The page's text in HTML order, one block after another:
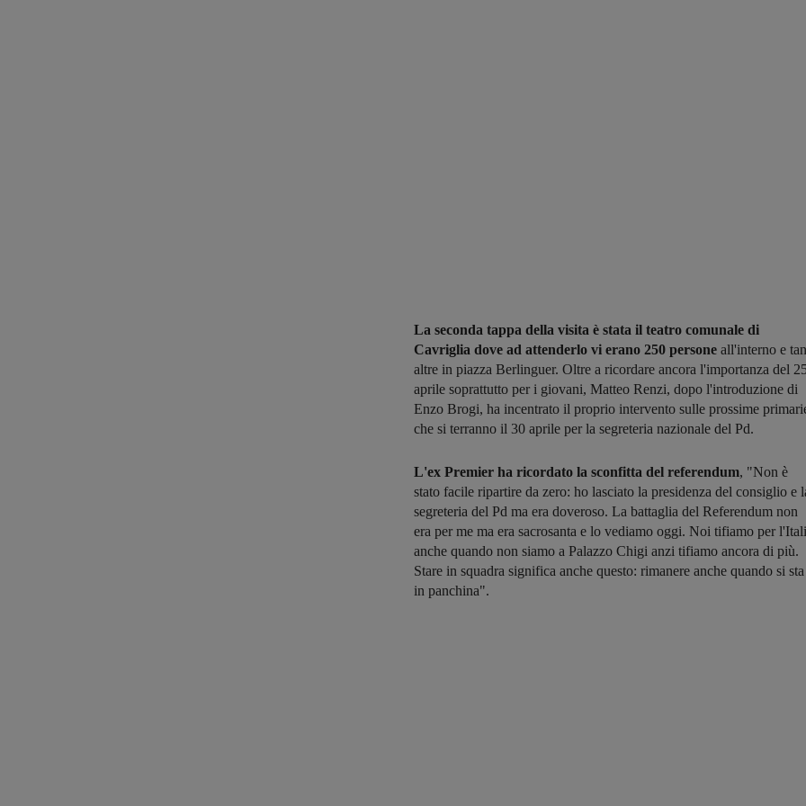
La seconda tappa della visita è stata il teatro comunale di
Cavriglia dove ad attenderlo vi erano 250 persone all'interno e
altre in piazza Berlinguer. Oltre a ricordare ancora l'importanza del
aprile soprattutto per i giovani, Matteo Renzi, dopo l'introduzione di
Enzo Brogi, ha incentrato il proprio intervento sulle prossime
che si terranno il 30 aprile per la segreteria nazionale del Pd.
L'ex Premier ha ricordato la sconfitta del referendum, "Non è
stato facile ripartire da zero: ho lasciato la presidenza del consiglio e
segreteria del Pd ma era doveroso. La battaglia del Referendum non
era per me ma era sacrosanta e lo vediamo oggi. Noi tifiamo per
anche quando non siamo a Palazzo Chigi anzi tifiamo ancora di più.
Stare in squadra significa anche questo: rimanere anche quando si sta
in panchina".